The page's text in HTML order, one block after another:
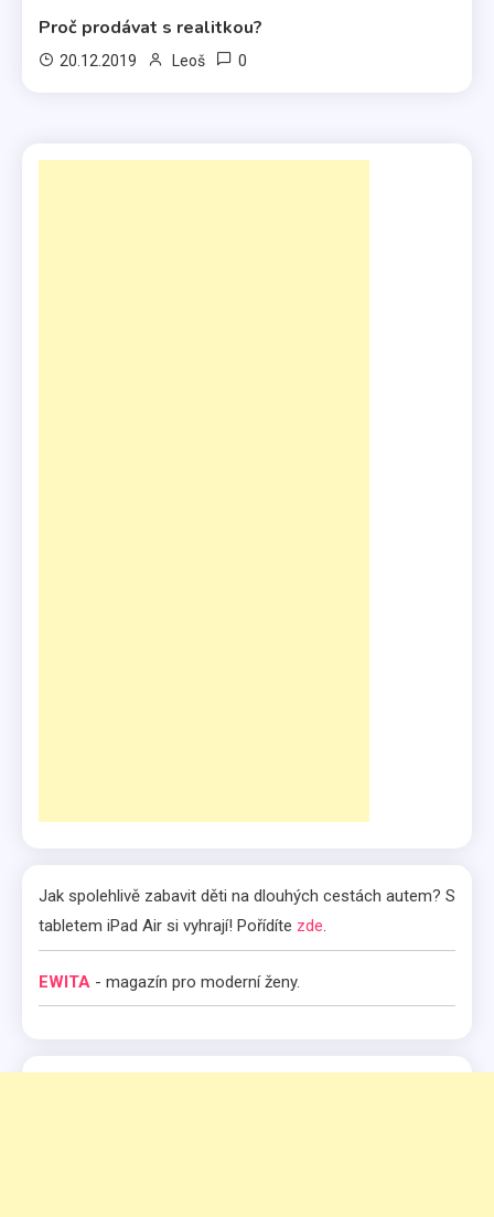
Proč prodávat s realitkou?
20.12.2019 Leoš 0
Jak spolehlivě zabavit děti na dlouhých cestách autem? S
tabletem iPad Air si vyhrají! Pořídíte zde.
EWITA - magazín pro moderní ženy.